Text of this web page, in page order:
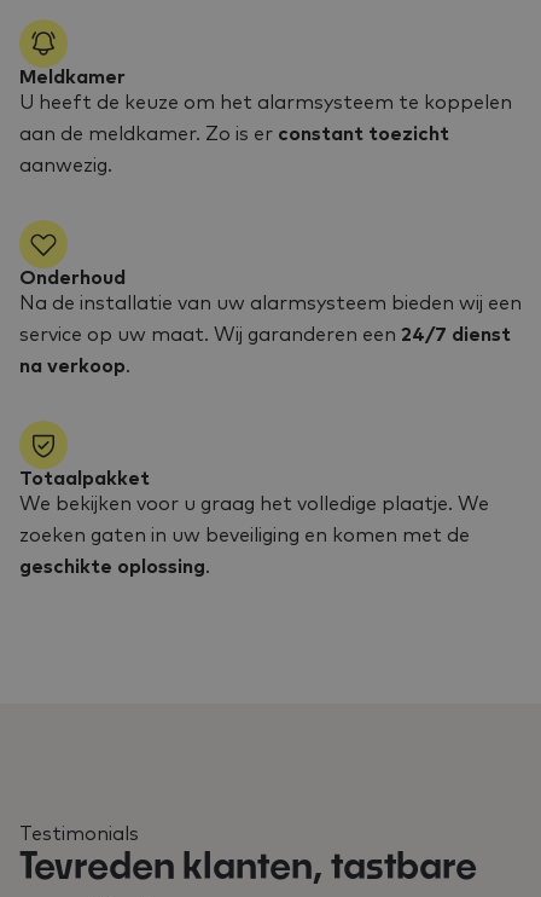
Meldkamer
U heeft de keuze om het alarmsysteem te koppelen
aan de meldkamer. Zo is er constant toezicht
aanwezig.
Onderhoud
Na de installatie van uw alarmsysteem bieden wij een
service op uw maat. Wij garanderen een 24/7 dienst
na verkoop.
Totaalpakket
We bekijken voor u graag het volledige plaatje. We
zoeken gaten in uw beveiliging en komen met de
geschikte oplossing.
Testimonials
Tevreden klanten, tastbare